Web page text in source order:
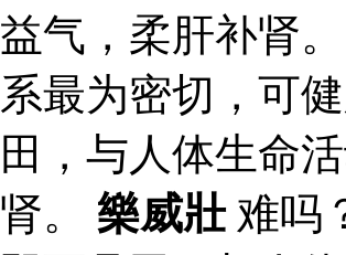
益气，柔肝补肾
系最为密切，可
田，与人体生命
肾。 樂威壯难吗